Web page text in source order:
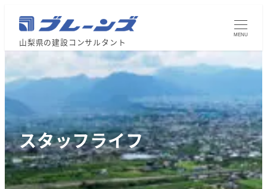
山梨県の建設コンサルタント
MENU
スタッフライフ